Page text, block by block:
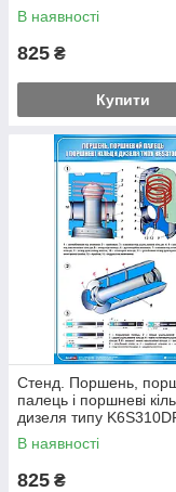
В наявності
825 ₴
Купити
Стенд. Поршень,
палець і поршневі
дизеля типу
1,0х0,6. Пластик
В наявності
825 ₴